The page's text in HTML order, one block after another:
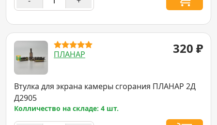
ПЛАНАР 320 ₽
Втулка для экрана камеры сгорания ПЛАНАР 2Д
Д2905
Колличество на складе: 4 шт.